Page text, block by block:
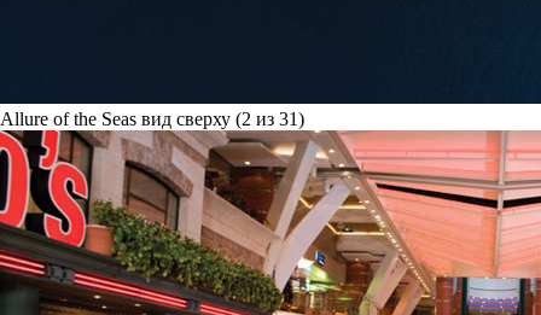
Allure of the Seas вид сверху (2 из 31)